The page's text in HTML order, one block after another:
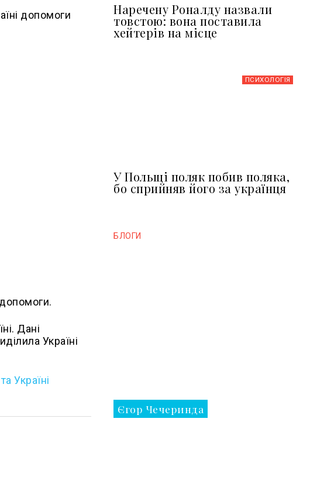
допомоги
Дані
Україні
Україні
Наречену Роналду назвали
товстою: вона поставила
хейтерів на місце
ПСИХОЛОГІЯ
У Польщі поляк побив поляка,
бо сприйняв його за українця
БЛОГИ
Єгор Чечеринда